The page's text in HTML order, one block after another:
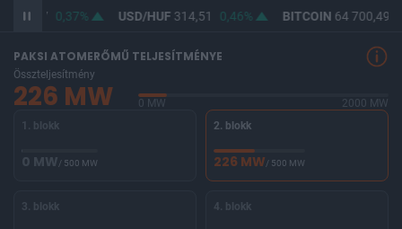
363,07 0,37% USD/HUF314,51 0,46% BITCOIN64 700,49
PAKSI ATOMERŐMŰ TELJESÍTMÉNYE
Összteljesítmény
226 MW 0 MW
2000 MW
1. blokk
0 MW/ 500 MW
2. blokk
226 MW/ 500 MW
3. blokk 4. blokk